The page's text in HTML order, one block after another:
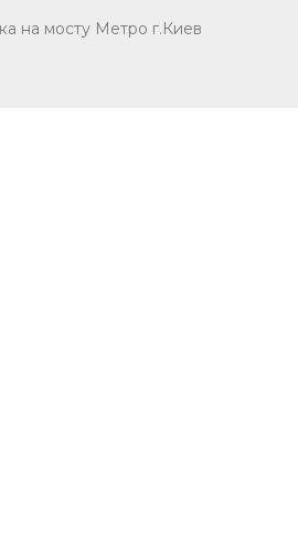
на мосту Метро г.Киев